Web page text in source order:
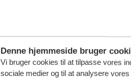
Denne hjemmeside bruger
Vi bruger cookies til at tilpasse vores
sociale medier og til at analysere